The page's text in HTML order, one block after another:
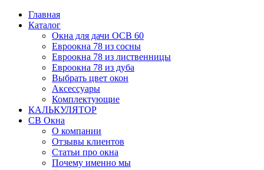
Главная
Каталог
Окна для дачи ОСВ 60
Евроокна 78 из сосны
Евроокна 78 из лиственницы
Евроокна 78 из дуба
Выбрать цвет окон
Аксессуары
Комплектующие
КАЛЬКУЛЯТОР
СВ Окна
О компании
Отзывы клиентов
Статьи про окна
Почему именно мы